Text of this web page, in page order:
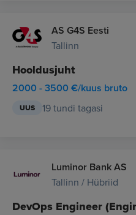
AS G4S Eesti
Tallinn
Hooldusjuht
2000 - 3500 €/kuus bruto
UUS 19 tundi tagasi
Luminor Bank AS
Tallinn / Hübriid
DevOps Engineer